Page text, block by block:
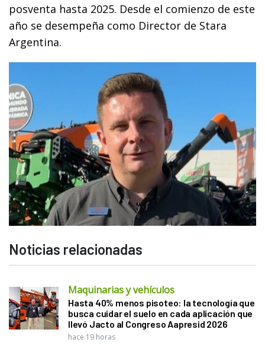
posventa hasta 2025. Desde el comienzo de este
año se desempeña como Director de Stara
Argentina.
Noticias relacionadas
Maquinarias y vehículos
Hasta 40% menos pisoteo: la tecnología que
busca cuidar el suelo en cada aplicación que
llevó Jacto al Congreso Aapresid 2026
hace 19 horas